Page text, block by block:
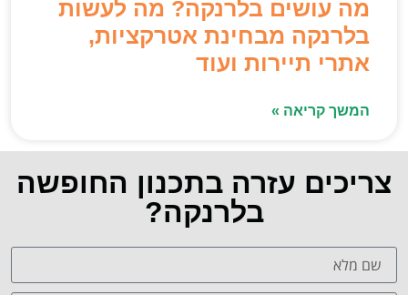
מה עושים בלרנקה? מה לעשות
בלרנקה מבחינת אטרקציות,
אתרי תיירות ועוד
המשך קריאה »
צריכים עזרה בתכנון החופשה
בלרנקה?